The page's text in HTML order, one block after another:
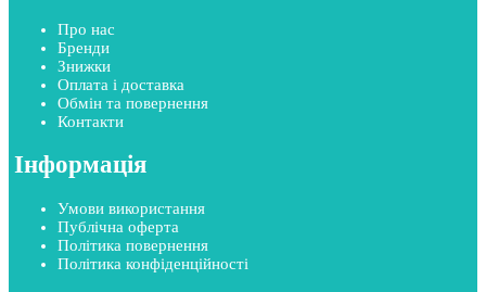
Про нас
Бренди
Знижки
Оплата і доставка
Обмін та повернення
Контакти
Інформація
Умови використання
Публічна оферта
Політика повернення
Політика конфіденційності